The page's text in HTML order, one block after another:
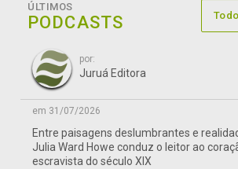
ÚLTIMOS
PODCASTS
por:
Juruá Editora
em 31/07/2026
Entre paisagens deslumbrantes e
Julia Ward Howe conduz o leitor ao
escravista do século XIX